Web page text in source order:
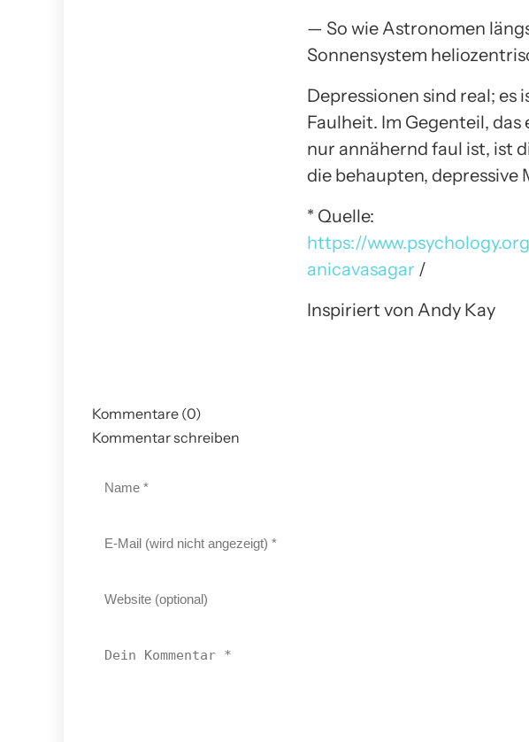
— So wie Astronomen
Sonnensystem
Depressionen sind real; es
Faulheit. Im Gegenteil, das
nur annähernd faul ist, ist
die behaupten, depressive
* Quelle:
https://
anicavasagar /
Inspiriert von Andy Kay
Kommentare (0)
Kommentar schreiben